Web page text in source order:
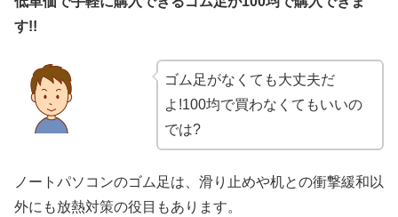
す!!
ゴム足がなくても大丈夫だ
よ!100均で買わなくてもいいの
では?
ノートパソコンのゴム足は、滑り止めや机との衝撃緩和以
外にも放熱対策の役目もあります。